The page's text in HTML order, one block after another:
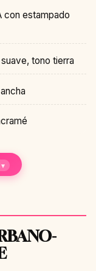
con estampado
tono tierra
▾